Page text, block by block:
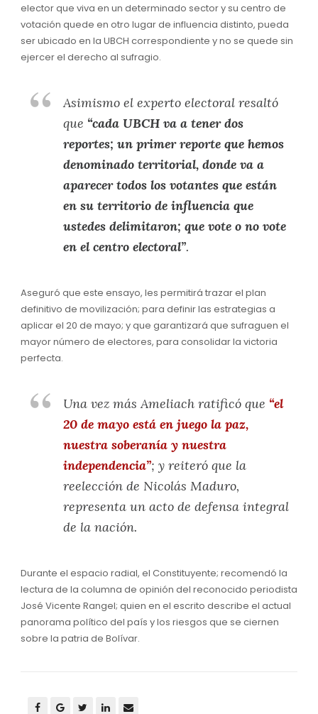
elector que viva en un determinado sector y su centro de
votación quede en otro lugar de influencia distinto, pueda
ser ubicado en la UBCH correspondiente y no se quede sin
ejercer el derecho al sufragio.
Asimismo el experto electoral resaltó
que “cada UBCH va a tener dos
reportes; un primer reporte que hemos
denominado territorial, donde va a
aparecer todos los votantes que están
en su territorio de influencia que
ustedes delimitaron; que vote o no vote
en el centro electoral”.
Aseguró que este ensayo, les permitirá trazar el plan
definitivo de movilización; para definir las estrategias a
aplicar el 20 de mayo; y que garantizará que sufraguen el
mayor número de electores, para consolidar la victoria
perfecta.
Una vez más Ameliach ratificó que “el
20 de mayo está en juego la paz,
nuestra soberanía y nuestra
independencia”; y reiteró que la
reelección de Nicolás Maduro,
representa un acto de defensa integral
de la nación.
Durante el espacio radial, el Constituyente; recomendó la
lectura de la columna de opinión del reconocido periodista
José Vicente Rangel; quien en el escrito describe el actual
panorama político del país y los riesgos que se ciernen
sobre la patria de Bolívar.